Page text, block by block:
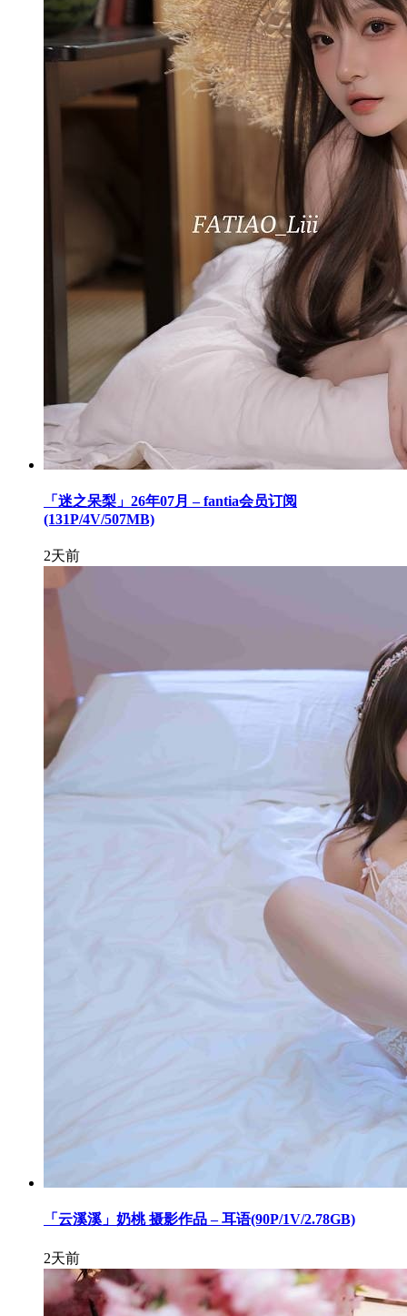
「迷之呆梨」26年07月 – fantia会员订阅
(131P/4V/507MB)
2天前
「云溪溪」奶桃 摄影作品 – 耳语(90P/1V/2.78GB)
2天前